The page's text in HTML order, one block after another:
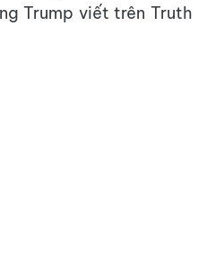
Trump viết trên Truth